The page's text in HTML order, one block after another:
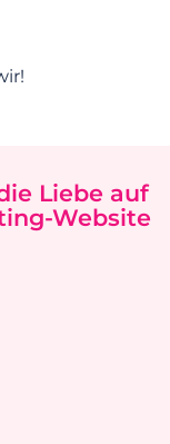
Liebe auf
Website